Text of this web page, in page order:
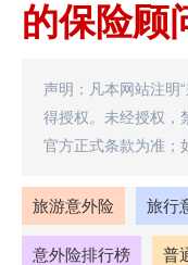
的保险顾
声明：凡本网站注明
得授权。未经授权，
官方正式条款为准；
旅游意外险 旅行
意外险排行榜 普